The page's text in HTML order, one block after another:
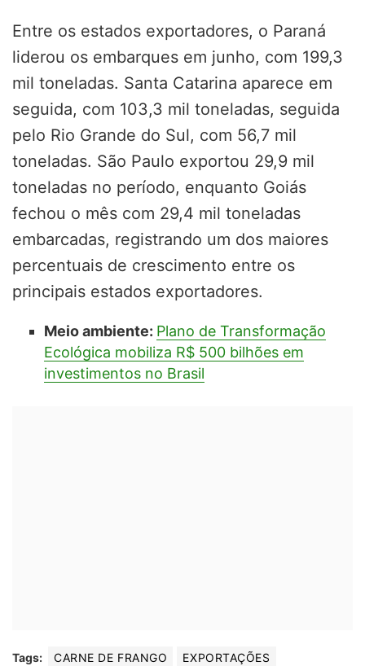
Entre os estados exportadores, o Paraná
liderou os embarques em junho, com 199,3
mil toneladas. Santa Catarina aparece em
seguida, com 103,3 mil toneladas, seguida
pelo Rio Grande do Sul, com 56,7 mil
toneladas. São Paulo exportou 29,9 mil
toneladas no período, enquanto Goiás
fechou o mês com 29,4 mil toneladas
embarcadas, registrando um dos maiores
percentuais de crescimento entre os
principais estados exportadores.
Meio ambiente: Plano de Transformação
Ecológica mobiliza R$ 500 bilhões em
investimentos no Brasil
Tags: CARNE DE FRANGO
EXPORTAÇÕES